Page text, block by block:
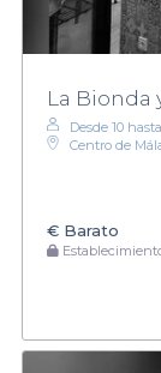
La Bionda
Desde 10
Centro de
€ Barato